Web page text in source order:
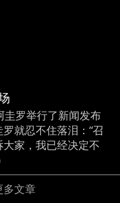
圭罗举行了新闻发布
就忍不住落泪：“召
家，我已经决定不
多文章